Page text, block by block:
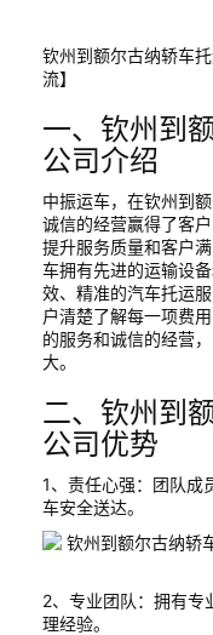
钦州到额尔古纳轿车
流】
一、钦州到
公司介绍
中振运车，在钦州到
诚信的经营赢得了客
提升服务质量和客户
车拥有先进的运输设
效、精准的汽车托运
户清楚了解每一项费
的服务和诚信的经营
大。
二、钦州到
公司优势
1、责任心强：团队成
车安全送达。
2、专业团队：拥有专
理经验。